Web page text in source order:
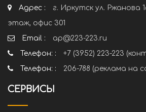
Адрес :
г. Иркутск ул. Ржанова
этаж, офис 301
Email :
ap@223-223.ru
Телефон: :
+7 (3952) 223-223
Телефон: :
206-788 (реклама на
СЕРВИСЫ